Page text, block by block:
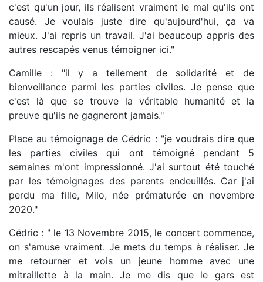
c'est qu'un jour, ils réalisent vraiment le mal qu'ils ont
causé. Je voulais juste dire qu'aujourd'hui, ça va
mieux. J'ai repris un travail. J'ai beaucoup appris des
autres rescapés venus témoigner ici."
Camille : "il y a tellement de solidarité et de
bienveillance parmi les parties civiles. Je pense que
c'est là que se trouve la véritable humanité et la
preuve qu'ils ne gagneront jamais."
Place au témoignage de Cédric : "je voudrais dire que
les parties civiles qui ont témoigné pendant 5
semaines m'ont impressionné. J'ai surtout été touché
par les témoignages des parents endeuillés. Car j'ai
perdu ma fille, Milo, née prématurée en novembre
2020."
Cédric : " le 13 Novembre 2015, le concert commence,
on s'amuse vraiment. Je mets du temps à réaliser. Je
me retourner et vois un jeune homme avec une
mitraillette à la main. Je me dis que le gars est